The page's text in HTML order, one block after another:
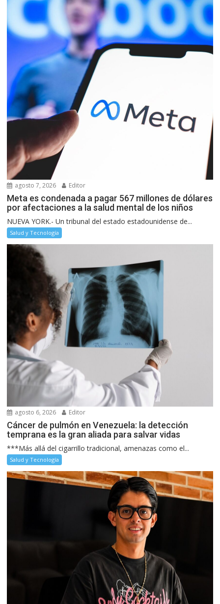
agosto 7, 2026 Editor
Meta es condenada a pagar 567 millones de dólares
por afectaciones a la salud mental de los niños
NUEVA YORK.- Un tribunal del estado estadounidense de...
Salud y Tecnología
agosto 6, 2026 Editor
Cáncer de pulmón en Venezuela: la detección
temprana es la gran aliada para salvar vidas
***Más allá del cigarrillo tradicional, amenazas como el...
Salud y Tecnología